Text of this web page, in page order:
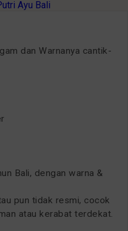
dan Warnanya cantik-
Bali, dengan warna &
pun tidak resmi, cocok
atau kerabat terdekat.